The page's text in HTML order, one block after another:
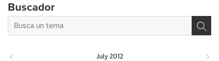
Buscador
July 2012